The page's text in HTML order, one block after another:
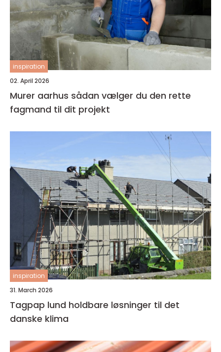
inspiration
02. April 2026
Murer aarhus sådan vælger du den rette
fagmand til dit projekt
inspiration
31. March 2026
Tagpap lund holdbare løsninger til det
danske klima